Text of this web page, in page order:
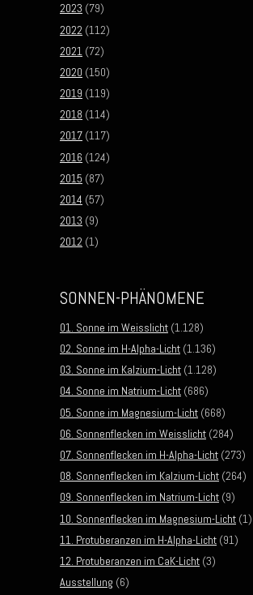
2023 (79)
2022 (112)
2021 (72)
2020 (150)
2019 (119)
2018 (114)
2017 (117)
2016 (124)
2015 (87)
2014 (57)
2013 (9)
2012 (1)
SONNEN-PHÄNOMENE
01. Sonne im Weisslicht (1.128)
02. Sonne im H-Alpha-Licht (1.136)
03. Sonne im Kalzium-Licht (1.128)
04. Sonne im Natrium-Licht (686)
05. Sonne im Magnesium-Licht (668)
06. Sonnenflecken im Weisslicht (284)
07. Sonnenflecken im H-Alpha-Licht (273)
08. Sonnenflecken im Kalzium-Licht (264)
09. Sonnenflecken im Natrium-Licht (9)
10. Sonnenflecken im Magnesium-Licht (1)
11. Protuberanzen im H-Alpha-Licht (91)
12. Protuberanzen im CaK-Licht (3)
Ausstellung (6)